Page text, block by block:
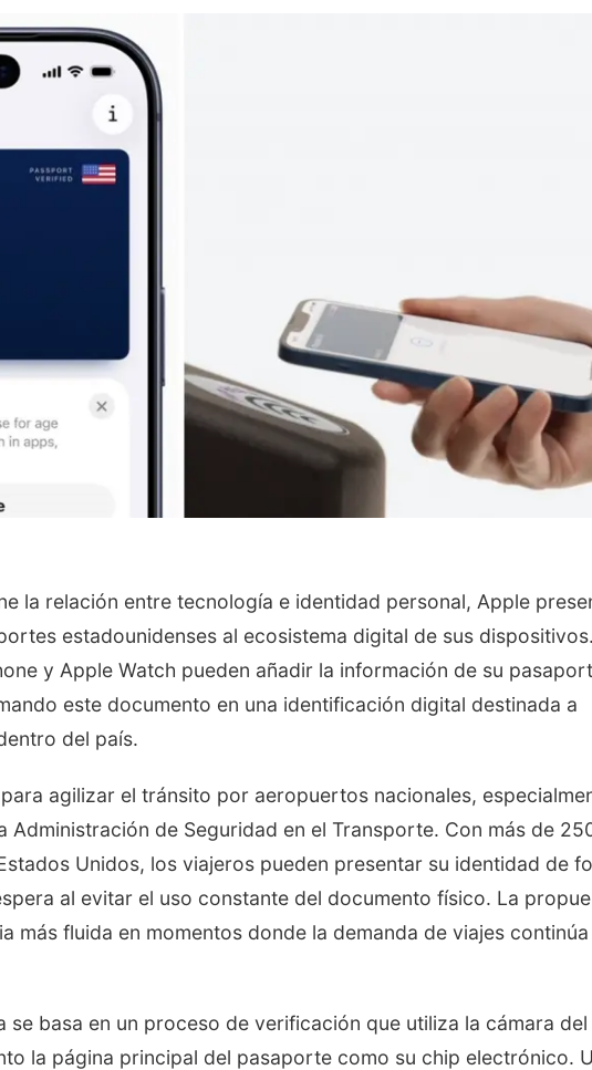
la relación entre tecnología e identidad personal, Apple
estadounidenses al ecosistema digital de sus
y Apple Watch pueden añadir la información de su
este documento en una identificación digital destinada a
del país.
agilizar el tránsito por aeropuertos nacionales,
Administración de Seguridad en el Transporte. Con más de
Unidos, los viajeros pueden presentar su identidad de
al evitar el uso constante del documento físico. La
más fluida en momentos donde la demanda de viajes
se basa en un proceso de verificación que utiliza la cámara del
la página principal del pasaporte como su chip electrónico.